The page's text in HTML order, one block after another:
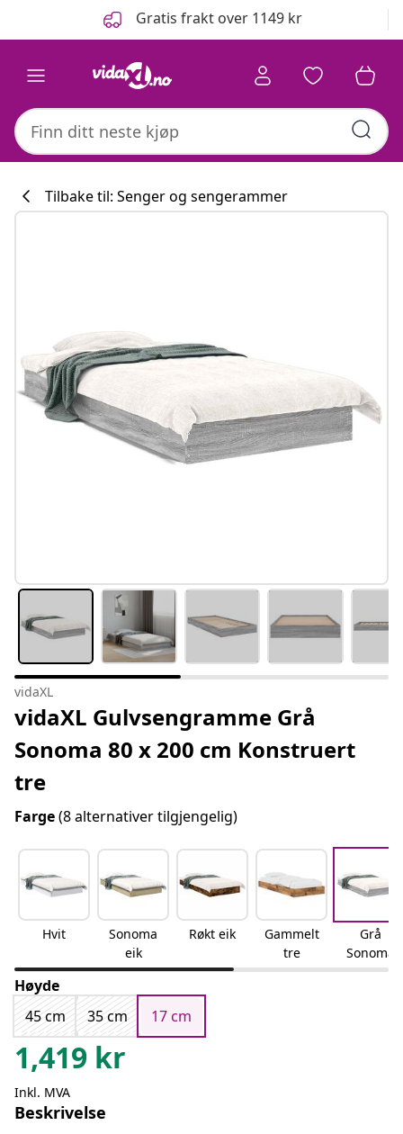
Gratis frakt over 1149 kr
Tilbake til: Senger og sengerammer
vidaXL
vidaXL Gulvsengramme Grå
Sonoma 80 x 200 cm Konstruert
tre
Farge(8 alternativer tilgjengelig)
Hvit
Sonoma
eik
Røkt eik
Gammelt
tre
Grå
Sonoma
Høyde
45 cm
35 cm 17 cm
1,419 kr
Inkl. MVA
Beskrivelse